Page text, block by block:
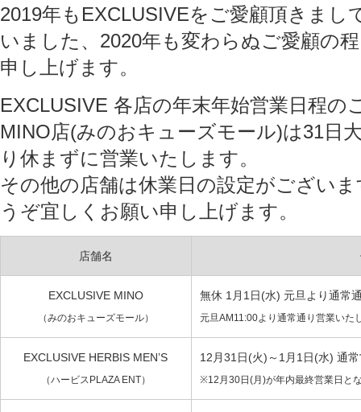
2019年もEXCLUSIVEをご愛顧頂きまし
いました、2020年も変わらぬご愛顧の
申し上げます。
EXCLUSIVE 各店の年末年始営業日程の
MINO店(みのおキューズモール)は31日
り休まずに営業いたします。
その他の店舗は休業日の設定がござい
うぞ宜しくお願い申し上げます。
店舗名
EXCLUSIVE MINO
（みのおキューズモール）
無休 1月1日(水) 元旦より通常
元旦AM11:00より通常通り営業いた
EXCLUSIVE HERBIS MEN’S
（ハービスPLAZA ENT）
12月31日(火)～1月1日(水) 通
※12月30日(月)が年内最終営業日と